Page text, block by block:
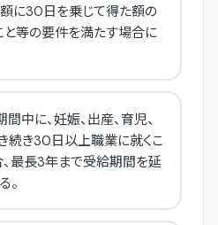
に30日を乗じて得た額の
等の要件を満たす場合に
中に、妊娠、出産、育児、
続き30日以上職業に就くこ
、最長3年まで受給期間を延
。